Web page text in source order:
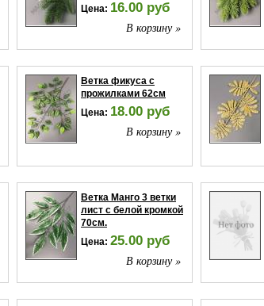
Цена: 16.00 руб
В корзину »
Ветка фикуса с
прожилками 62см
Цена: 18.00 руб
В корзину »
Ветка Манго 3 ветки
лист с белой кромкой
70см.
Цена: 25.00 руб
В корзину »